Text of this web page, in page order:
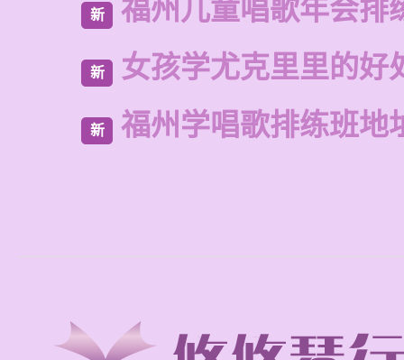
新 福州儿童唱歌年会排
新 女孩学尤克里里的好
新 福州学唱歌排练班地